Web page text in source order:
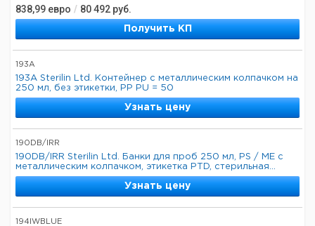
838,99 евро / 80 492 руб.
Получить КП
193A
193A Sterilin Ltd. Контейнер с металлическим колпачком на
250 мл, без этикетки, PP PU = 50
Узнать цену
190DB/IRR
190DB/IRR Sterilin Ltd. Банки для проб 250 мл, PS / ME с
металлическим колпачком, этикетка PTD, стерильная...
Узнать цену
194IWBLUE